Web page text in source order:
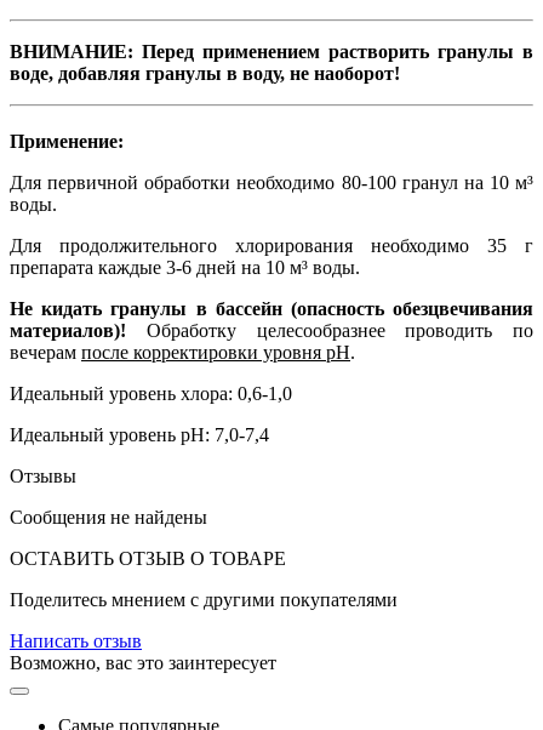
ВНИМАНИЕ: Перед применением растворить гранулы в
воде, добавляя гранулы в воду, не наоборот!
Применение:
Для первичной обработки необходимо 80-100 гранул на 10 м³
воды.
Для продолжительного хлорирования необходимо 35 г
препарата каждые 3-6 дней на 10 м³ воды.
Не кидать гранулы в бассейн (опасность обезцвечивания
материалов)! Обработку целесообразнее проводить по
вечерам после корректировки уровня рН.
Идеальный уровень хлора: 0,6-1,0
Идеальный уровень рН: 7,0-7,4
Отзывы
Сообщения не найдены
ОСТАВИТЬ ОТЗЫВ О ТОВАРЕ
Поделитесь мнением с другими покупателями
Написать отзыв
Возможно, вас это заинтересует
Самые популярные